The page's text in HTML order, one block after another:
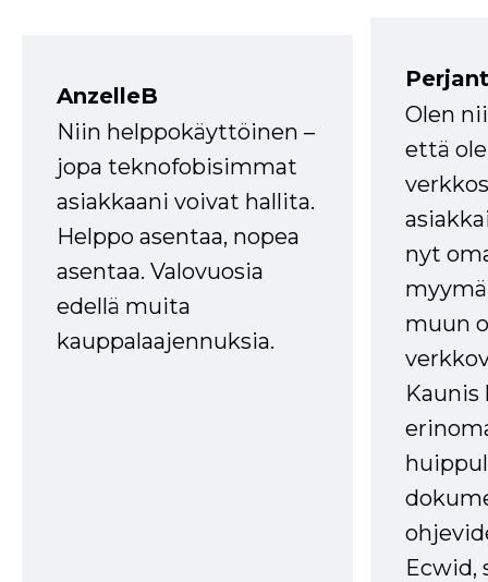
AnzelleB
Niin helppokäyttöinen –
jopa teknofobisimmat
asiakkaani voivat hallita.
Helppo asentaa, nopea
asentaa. Valovuosia
edellä muita
kauppalaajennuksia.
Olen
että
nyt
muun
Kaunis
Ecwid,